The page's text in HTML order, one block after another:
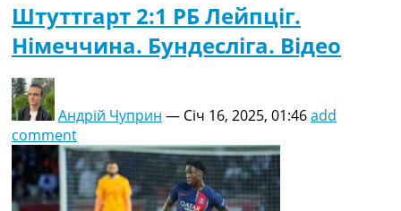
Штуттгарт 2:1 РБ Лейпціг.
Німеччина. Бундесліга. Відео
Андрій Чуприн — Січ 16, 2025, 01:46add
comment